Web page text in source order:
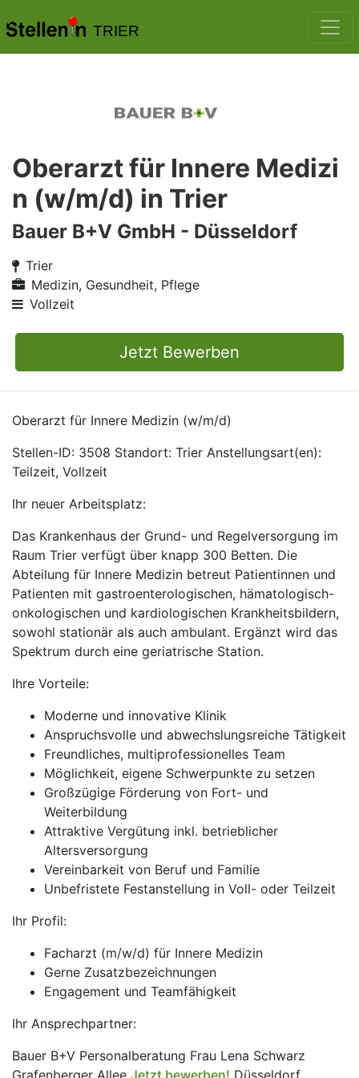
TRIER
Oberarzt für Innere Medizi
n (w/m/d) in Trier
Bauer B+V GmbH - Düsseldorf
Trier
Medizin, Gesundheit, Pflege
Vollzeit
Jetzt Bewerben
Oberarzt für Innere Medizin (w/m/d)
Stellen-ID: 3508 Standort: Trier Anstellungsart(en):
Teilzeit, Vollzeit
Ihr neuer Arbeitsplatz:
Das Krankenhaus der Grund- und Regelversorgung im
Raum Trier verfügt über knapp 300 Betten. Die
Abteilung für Innere Medizin betreut Patientinnen und
Patienten mit gastroenterologischen, hämatologisch-
onkologischen und kardiologischen Krankheitsbildern,
sowohl stationär als auch ambulant. Ergänzt wird das
Spektrum durch eine geriatrische Station.
Ihre Vorteile:
Moderne und innovative Klinik
Anspruchsvolle und abwechslungsreiche Tätigkeit
Freundliches, multiprofessionelles Team
Möglichkeit, eigene Schwerpunkte zu setzen
Großzügige Förderung von Fort- und
Weiterbildung
Attraktive Vergütung inkl. betrieblicher
Altersversorgung
Vereinbarkeit von Beruf und Familie
Unbefristete Festanstellung in Voll- oder Teilzeit
Ihr Profil:
Facharzt (m/w/d) für Innere Medizin
Gerne Zusatzbezeichnungen
Engagement und Teamfähigkeit
Ihr Ansprechpartner:
Bauer B+V Personalberatung Frau Lena Schwarz
Grafenberger Allee Jetzt bewerben! Düsseldorf